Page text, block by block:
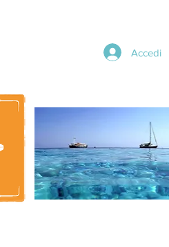
Accedi